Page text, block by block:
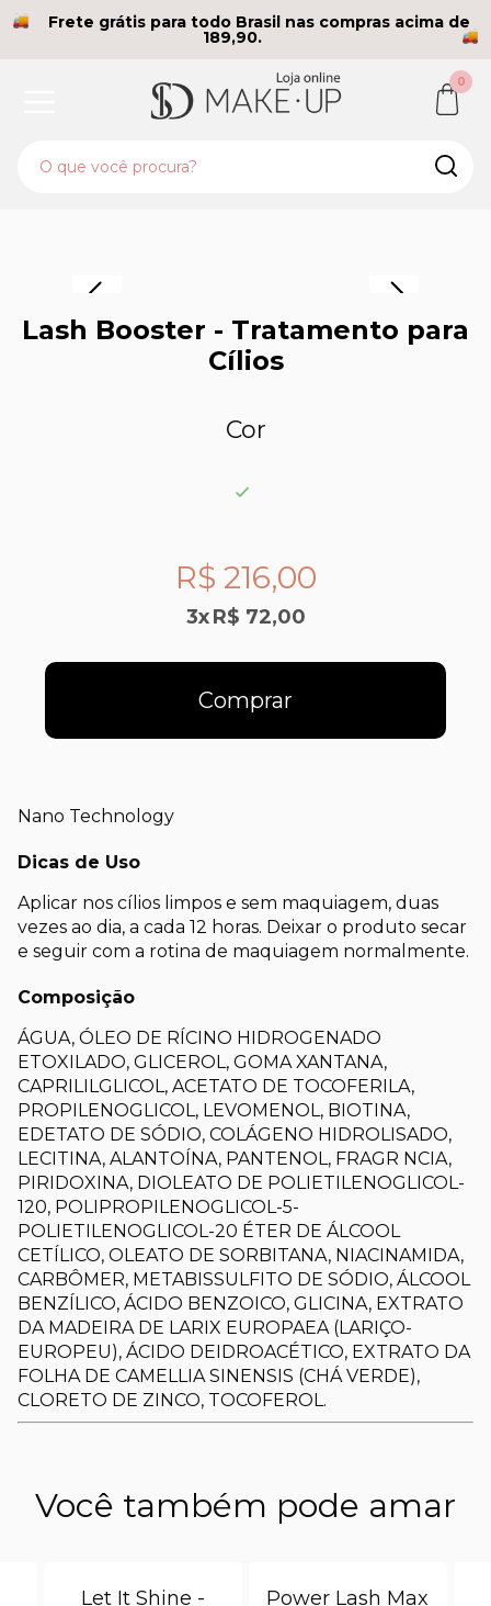
Frete grátis para todo Brasil nas compras acima de
189,90.
0
Lash Booster - Tratamento para
Cílios
Cor
R$ 216,00
3x R$ 72,00
Comprar
Nano Technology
Dicas de Uso
Aplicar nos cílios limpos e sem maquiagem, duas
vezes ao dia, a cada 12 horas. Deixar o produto secar
e seguir com a rotina de maquiagem normalmente.
Composição
ÁGUA, ÓLEO DE RÍCINO HIDROGENADO
ETOXILADO, GLICEROL, GOMA XANTANA,
CAPRILILGLICOL, ACETATO DE TOCOFERILA,
PROPILENOGLICOL, LEVOMENOL, BIOTINA,
EDETATO DE SÓDIO, COLÁGENO HIDROLISADO,
LECITINA, ALANTOÍNA, PANTENOL, FRAGR NCIA,
PIRIDOXINA, DIOLEATO DE POLIETILENOGLICOL-
120, POLIPROPILENOGLICOL-5-
POLIETILENOGLICOL-20 ÉTER DE ÁLCOOL
CETÍLICO, OLEATO DE SORBITANA, NIACINAMIDA,
CARBÔMER, METABISSULFITO DE SÓDIO, ÁLCOOL
BENZÍLICO, ÁCIDO BENZOICO, GLICINA, EXTRATO
DA MADEIRA DE LARIX EUROPAEA (LARIÇO-
EUROPEU), ÁCIDO DEIDROACÉTICO, EXTRATO DA
FOLHA DE CAMELLIA SINENSIS (CHÁ VERDE),
CLORETO DE ZINCO, TOCOFEROL.
Você também pode amar
Let It Shine -
Power Lash Max